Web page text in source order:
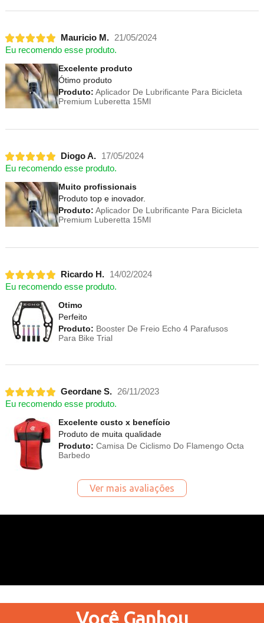
Mauricio M. 21/05/2024
Eu recomendo esse produto.
Excelente produto
Ótimo produto
Produto: Aplicador De Lubrificante Para Bicicleta
Premium Luberetta 15Ml
Diogo A.
17/05/2024
Eu recomendo esse produto.
Muito profissionais
Produto top e inovador.
Produto: Aplicador De Lubrificante Para Bicicleta
Premium Luberetta 15Ml
Ricardo H.
14/02/2024
Eu recomendo esse produto.
Otimo
Perfeito
Produto: Booster De Freio Echo 4 Parafusos
Para Bike Trial
Geordane S. 26/11/2023
Eu recomendo esse produto.
Excelente custo x benefício
Produto de muita qualidade
Produto: Camisa De Ciclismo Do Flamengo Octa
Barbedo
Ver mais avaliações
Você Ganhou